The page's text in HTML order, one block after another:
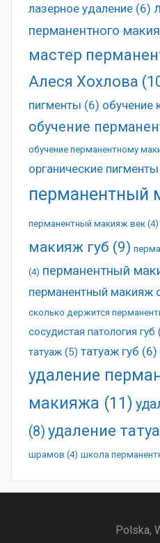
лазерное удаление (6)
перманентного
мастер
Алеся Хохлова
пигменты (6) обучение
обучение
обучение перманентному
органические пигменты
перманентный
перманентный макияж век (4)
макияж губ (9)
(4) перманентный
перманентный макияж
сколько держится
сосудистая патология губ
татуаж (5) татуаж губ (6)
удаление
макияжа (11)
(8) удаление
шрамов (4) школа
Polska,